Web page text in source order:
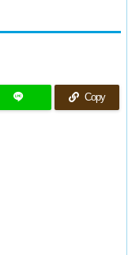
Copy